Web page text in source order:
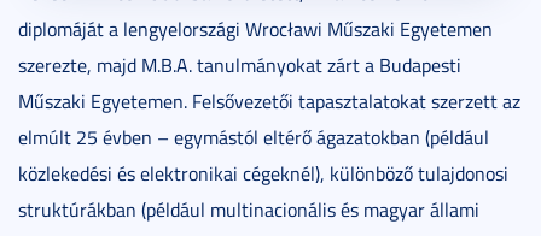
diplomáját a lengyelországi Wrocławi Műszaki Egyetemen
szerezte, majd M.B.A. tanulmányokat zárt a Budapesti
Műszaki Egyetemen. Felsővezetői tapasztalatokat szerzett az
elmúlt 25 évben – egymástól eltérő ágazatokban (például
közlekedési és elektronikai cégeknél), különböző tulajdonosi
struktúrákban (például multinacionális és magyar állami